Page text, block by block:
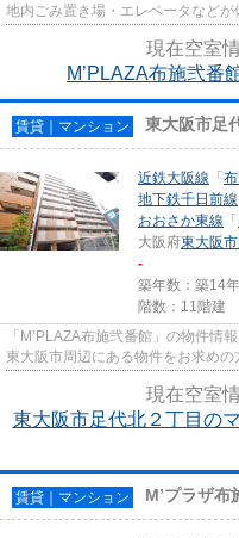
地内ごみ置き場・エレベータなどが
の物件はマンションです。初期...
現在空室
M’PLAZA布施弐番
賃貸｜マンション 東大阪市足
近鉄大阪線 「
地下鉄千日前線
おおさか東線 「
大阪府東大阪市
-
築年数：築14年
階数：11階建
「M’PLAZA布施弐番館」の物件情
東大阪市周辺にある物件をお求めの
うか。共用部には敷地内ごみ置...
現在空室
東大阪市足代北２丁目の
賃貸｜マンション M’プラザ布